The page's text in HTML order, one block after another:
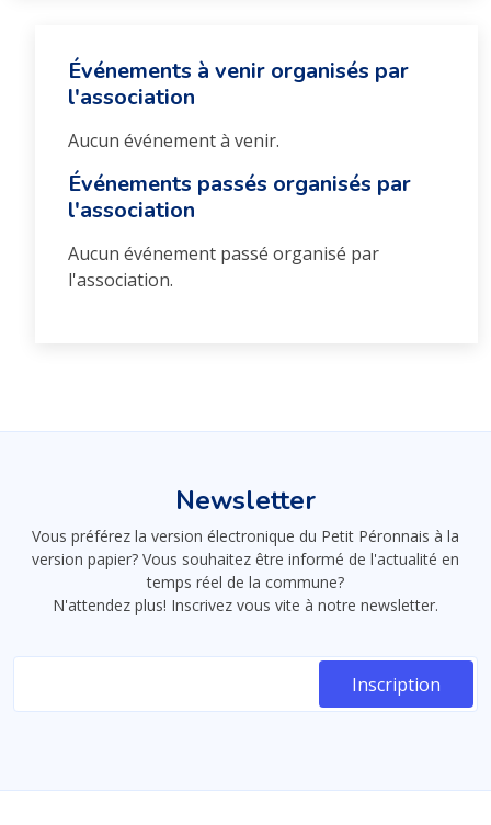
Événements à venir organisés par
l'association
Aucun événement à venir.
Événements passés organisés par
l'association
Aucun événement passé organisé par
l'association.
Newsletter
Vous préférez la version électronique du Petit Péronnais à la
version papier? Vous souhaitez être informé de l'actualité en
temps réel de la commune?
N'attendez plus! Inscrivez vous vite à notre newsletter.